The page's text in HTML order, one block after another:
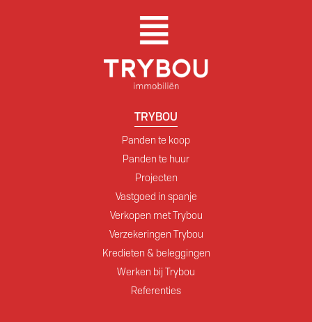
TRYBOU
Panden te koop
Panden te huur
Projecten
Vastgoed in spanje
Verkopen met Trybou
Verzekeringen Trybou
Kredieten & beleggingen
Werken bij Trybou
Referenties